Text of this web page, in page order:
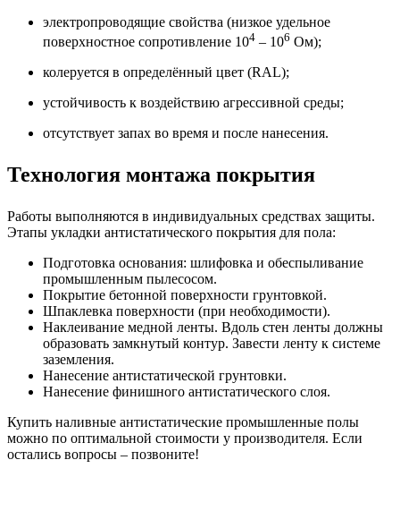
электропроводящие свойства (низкое удельное
поверхностное сопротивление 104 – 106 Ом);
колеруется в определённый цвет (RAL);
устойчивость к воздействию агрессивной среды;
отсутствует запах во время и после нанесения.
Технология монтажа покрытия
Работы выполняются в индивидуальных средствах защиты.
Этапы укладки антистатического покрытия для пола:
Подготовка основания: шлифовка и обеспыливание
промышленным пылесосом.
Покрытие бетонной поверхности грунтовкой.
Шпаклевка поверхности (при необходимости).
Наклеивание медной ленты. Вдоль стен ленты должны
образовать замкнутый контур. Завести ленту к системе
заземления.
Нанесение антистатической грунтовки.
Нанесение финишного антистатического слоя.
Купить наливные антистатические промышленные полы
можно по оптимальной стоимости у производителя. Если
остались вопросы – позвоните!